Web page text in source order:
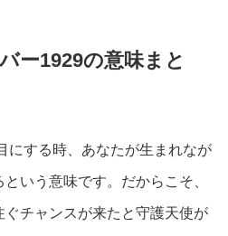
ー1929の意味まと
にする時、あなたが生まれなが
いう意味です。だからこそ、
チャンスが来たと守護天使が